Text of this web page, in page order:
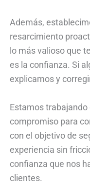
Además,
resarcimiento
lo más valioso que
es la confianza. Si
explicamos y
Estamos trabajando
compromiso para
con el objetivo de
experiencia sin
confianza que nos
clientes.